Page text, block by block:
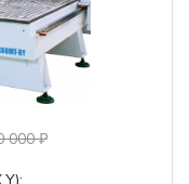
000 ₽